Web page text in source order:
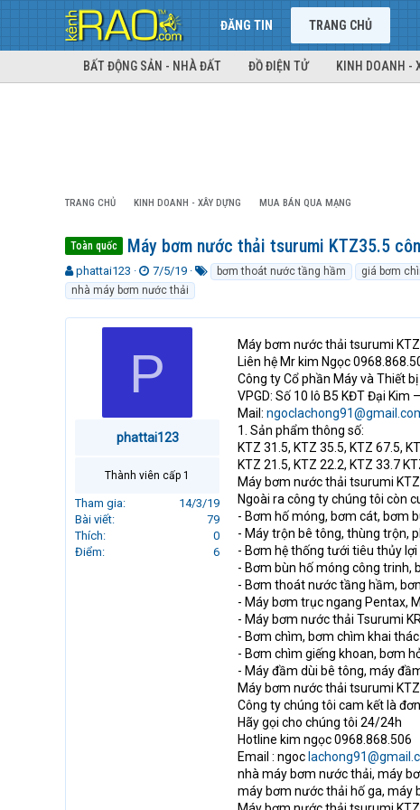
ĐĂNG TIN TRANG CHỦ
BẤT ĐỘNG SẢN - NHÀ ĐẤT ĐỒ ĐIỆN TỬ KINH DOANH -
TRANG CHỦ KINH DOANH - XÂY DỰNG MUA BÁN QUA MẠNG
Toàn quốc Máy bơm nước thải tsurumi KTZ35.5
T
h
r
e
phattai123
N
g
à
y
7/5/19
h
bơm thoát nước tầng hầm giá bơm
nhà máy bơm nước thải
P
phattai123
Thành viên cấp 1
Tham gia
14/3/19
Bài viết
79
Thích
0
Điểm
6
Máy bơm nước thải tsurumi
Liên hệ Mr kim Ngọc
Công ty Cổ phần Máy và Thiết bị
VPGD: Số 10 lô B5 KĐT Đại Kim
Mail:
1. Sản phẩm thông số:
KTZ 31.5, KTZ 35.5, KTZ 67.5,
KTZ 21.5, KTZ 22.2, KTZ 33.7
Máy bơm nước thải tsurumi
Ngoài ra công ty chúng tôi còn
- Bơm hố móng, bơm cát, bơm
- Máy trộn bê tông, thùng trộn,
- Bơm hệ thống tưới tiêu thủy lợi
- Bơm bùn hố móng công trinh,
- Bơm thoát nước tầng hầm,
- Máy bơm trục ngang Pentax,
- Máy bơm nước thải Tsurumi
- Bơm chìm, bơm chìm khai
- Bơm chìm giếng khoan, bơm
- Máy đầm dùi bê tông, máy
Máy bơm nước thải tsurumi
Công ty chúng tôi cam kết là
Hãy gọi cho chúng tôi 24/24h
Hotline kim ngọc 0968.868.506
Email : ngoc
nhà máy bơm nước thải, máy
máy bơm nước thải hố ga, máy